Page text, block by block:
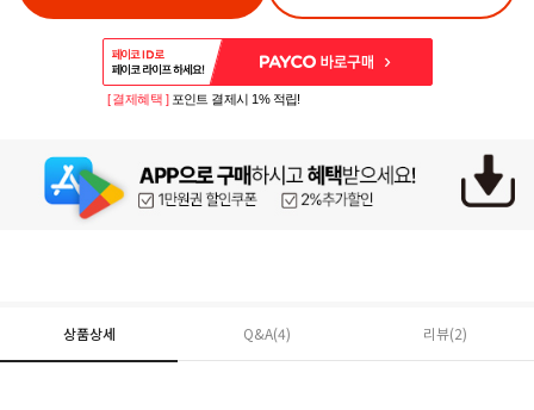
[ 결제혜택 ] 포인트 결제시 1% 적립!
상품상세 Q&A(4) 리뷰(2)